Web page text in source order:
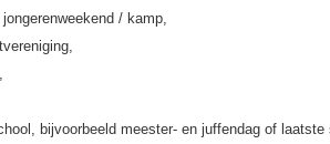
/ kamp,
bijvoorbeeld meester- en juffendag of laatste